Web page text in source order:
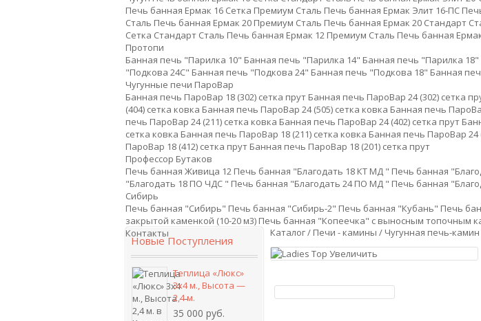
Печь банная Ермак 16 Сетка Премиум Сталь Печь банная Ермак Элит 16-ПС
Сталь Печь банная Ермак 20 Премиум Сталь Печь банная Ермак 20 Стандарт
Сетка Стандарт Сталь Печь банная Ермак 12 Премиум Сталь Печь банная
Протопи
Банная печь "Парилка 10" Банная печь "Парилка 14" Банная печь "Парилка 18"
"Подкова 24С" Банная печь "Подкова 24" Банная печь "Подкова 18" Банная
Чугунные печи ПароВар
Банная печь ПароВар 18 (302) сетка прут Банная печь ПароВар 24 (302) сетка
(404) сетка ковка Банная печь ПароВар 24 (505) сетка ковка Банная печь
печь ПароВар 24 (211) сетка ковка Банная печь ПароВар 24 (402) сетка прут
сетка ковка Банная печь ПароВар 18 (211) сетка ковка Банная печь ПароВар 24
ПароВар 18 (412) сетка прут Банная печь ПароВар 18 (201) сетка прут
Профессор Бутаков
Печь банная Живица 12 Печь банная "Благодать 18 КТ МД " Печь банная
"Благодать 18 ПО ЧДС " Печь банная "Благодать 24 ПО МД " Печь банная
Сибирь
Печь банная "Сибирь" Печь банная "Сибирь-2" Печь банная "Кубань" Печь
закрытой каменкой (10-20 м3) Печь банная "Копеечка" с выносным топочным
Контакты Каталог/ Печи - камины / Чугунная печь-камин
Увеличить
Новые Поступления
Теплица «Люкс»
3х4 м., Высота —
2,4 м.
35 000 руб.